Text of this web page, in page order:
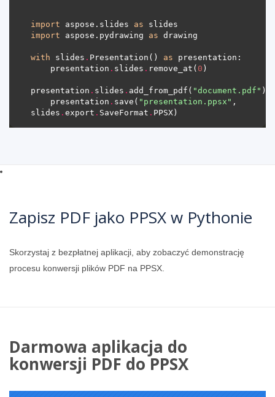
import aspose.slides as
import aspose.pydrawing as
with slides . Presentation() as
    presentation
. slides . remove_at( 0
presentation . slides . add_from_pdf( "document.pdf"
    presentation
. save( "presentation.ppsx" ,
slides . export . SaveFormat .
Zapisz PDF jako PPSX w Pythonie
Skorzystaj z bezpłatnej aplikacji, aby zobaczyć demonstrację
procesu konwersji plików PDF na PPSX.
Darmowa aplikacja do
konwersji PDF do PPSX